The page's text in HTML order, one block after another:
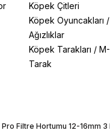
Köpek Çitleri
Köpek Oyuncakları /
Ağızlıklar
Köpek Tarakları /
Tarak
Filtre Hortumu 12-16mm 3